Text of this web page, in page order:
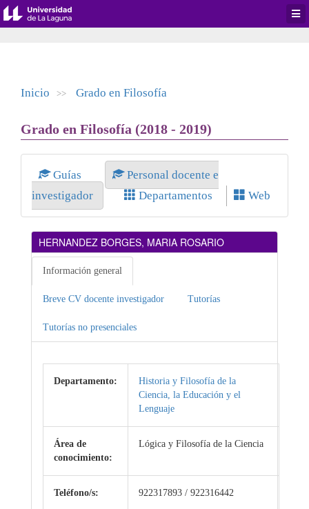
Inicio >> Grado en Filosofía
Grado en Filosofía (2018 - 2019)
Guías
Personal docente e
investigador
Departamentos Web
HERNANDEZ BORGES, MARIA ROSARIO
Información general
Breve CV docente investigador Tutorías
Tutorías no presenciales
Departamento:
Historia y Filosofía de la
Ciencia, la Educación y el
Lenguaje
Área de
conocimiento:
Lógica y Filosofía de la Ciencia
Teléfono/s: 922317893 / 922316442